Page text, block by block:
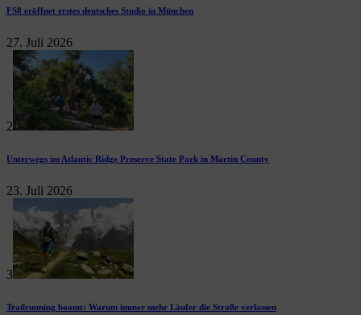
FS8 eröffnet erstes deutsches Studio in München
27. Juli 2026
2
Unterwegs im Atlantic Ridge Preserve State Park in Martin County
23. Juli 2026
3
Trailrunning boomt: Warum immer mehr Läufer die Straße verlassen